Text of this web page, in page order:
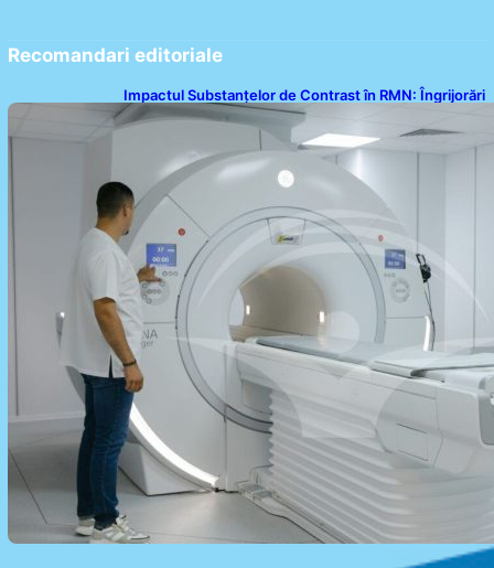
Recomandari editoriale
Impactul Substanțelor de Contrast în RMN: Îngrijorări
Legate de Gadoliniu și Acidul Oxalic